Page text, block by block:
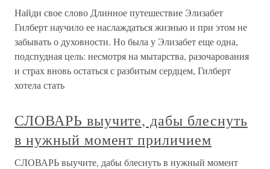
Найди свое слово Длинное путешествие Элизабет
Гилберт научило ее наслаждаться жизнью и при этом не
забывать о духовности. Но была у Элизабет еще одна,
подспудная цель: несмотря на мытарства, разочарования
и страх вновь остаться с разбитым сердцем, Гилберт
хотела стать
СЛОВАРЬ выучите, дабы блеснуть
в нужный момент приличием
СЛОВАРЬ выучите, дабы блеснуть в нужный момент